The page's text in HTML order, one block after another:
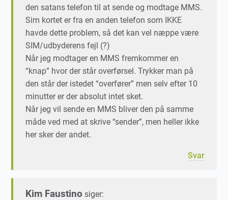
den satans telefon til at sende og modtage MMS.
Sim kortet er fra en anden telefon som IKKE
havde dette problem, så det kan vel næppe være
SIM/udbyderens fejl (?)
Når jeg modtager en MMS fremkommer en
“knap” hvor der står overførsel. Trykker man på
den står der istedet “overfører” men selv efter 10
minutter er der absolut intet sket.
Når jeg vil sende en MMS bliver den på samme
måde ved med at skrive “sender”, men heller ikke
her sker der andet.
Svar
Kim Faustino siger: